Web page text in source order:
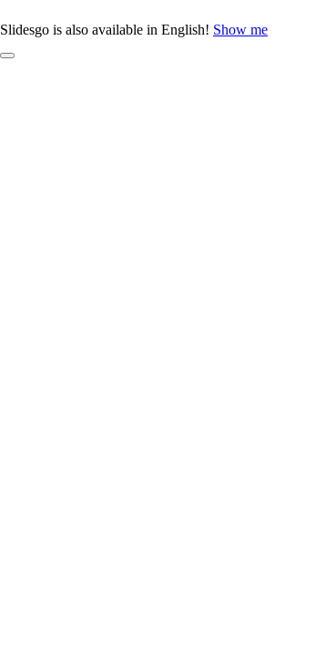
Slidesgo is also available in English! Show me